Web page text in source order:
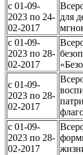
c 01-09-
2023 по 24-
02-2017
для
c 01-09-
2023 по 28-
02-2017
c 01-09-
2023 по 28-
02-2017
c 01-09-
2023 по 28-
02-2017